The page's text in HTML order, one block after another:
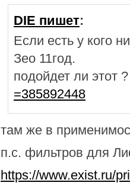
DIE пишет:
Если есть у кого
Зео 11год.
подойдет ли этот
=385892448
там же в
п.с. фильтров для
https://www.exist.ru/